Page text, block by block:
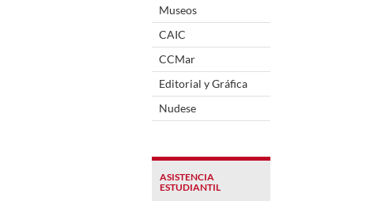
Museos
CAIC
CCMar
Editorial y Gráfica
Nudese
ASISTENCIA
ESTUDIANTIL